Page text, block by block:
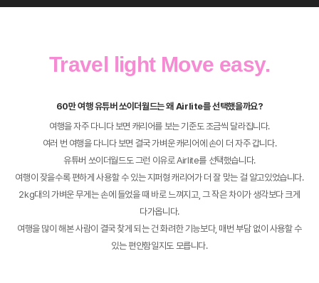
Travel light Move easy.
60만 여행 유튜버 쏘이더월드는 왜 Airlite를 선택했을까요?
여행을 자주 다니다 보면 캐리어를 보는 기준도 조금씩 달라집니다.
여러 번 여행을 다니다 보면 결국 가벼운 캐리어에 손이 더 자주 갑니다.
유튜버 쏘이더월드도 그런 이유로 Airlite를 선택했습니다.
여행이 잦을수록 편하게 사용할 수 있는 지퍼형 캐리어가 더 잘 맞는 걸 알고있었습니다.
2kg대의 가벼운 무게는 손에 들었을 때 바로 느껴지고, 그 작은 차이가 생각보다 크게
다가옵니다.
여행을 많이 해본 사람이 결국 찾게 되는 건 화려한 기능보다, 매번 부담 없이 사용할 수
있는 편안함일지도 모릅니다.